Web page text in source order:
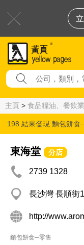
主頁 > 食品糧油、餐飲
198 結果發現 麵包餅食
東海堂 分店
2739 1328
長沙灣 長順街
http://
麵包餅食─零售